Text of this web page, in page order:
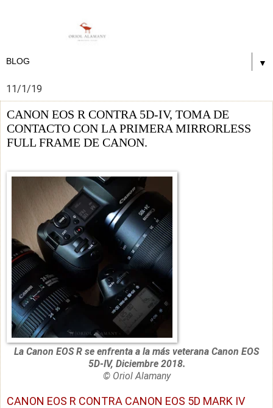
▼
11/1/19
CANON EOS R CONTRA 5D-IV, TOMA DE
CONTACTO CON LA PRIMERA MIRRORLESS
FULL FRAME DE CANON.
La Canon EOS R se enfrenta a la más veterana Canon EOS
5D-IV, Diciembre 2018.
© Oriol Alamany
CANON EOS R CONTRA CANON EOS 5D MARK IV